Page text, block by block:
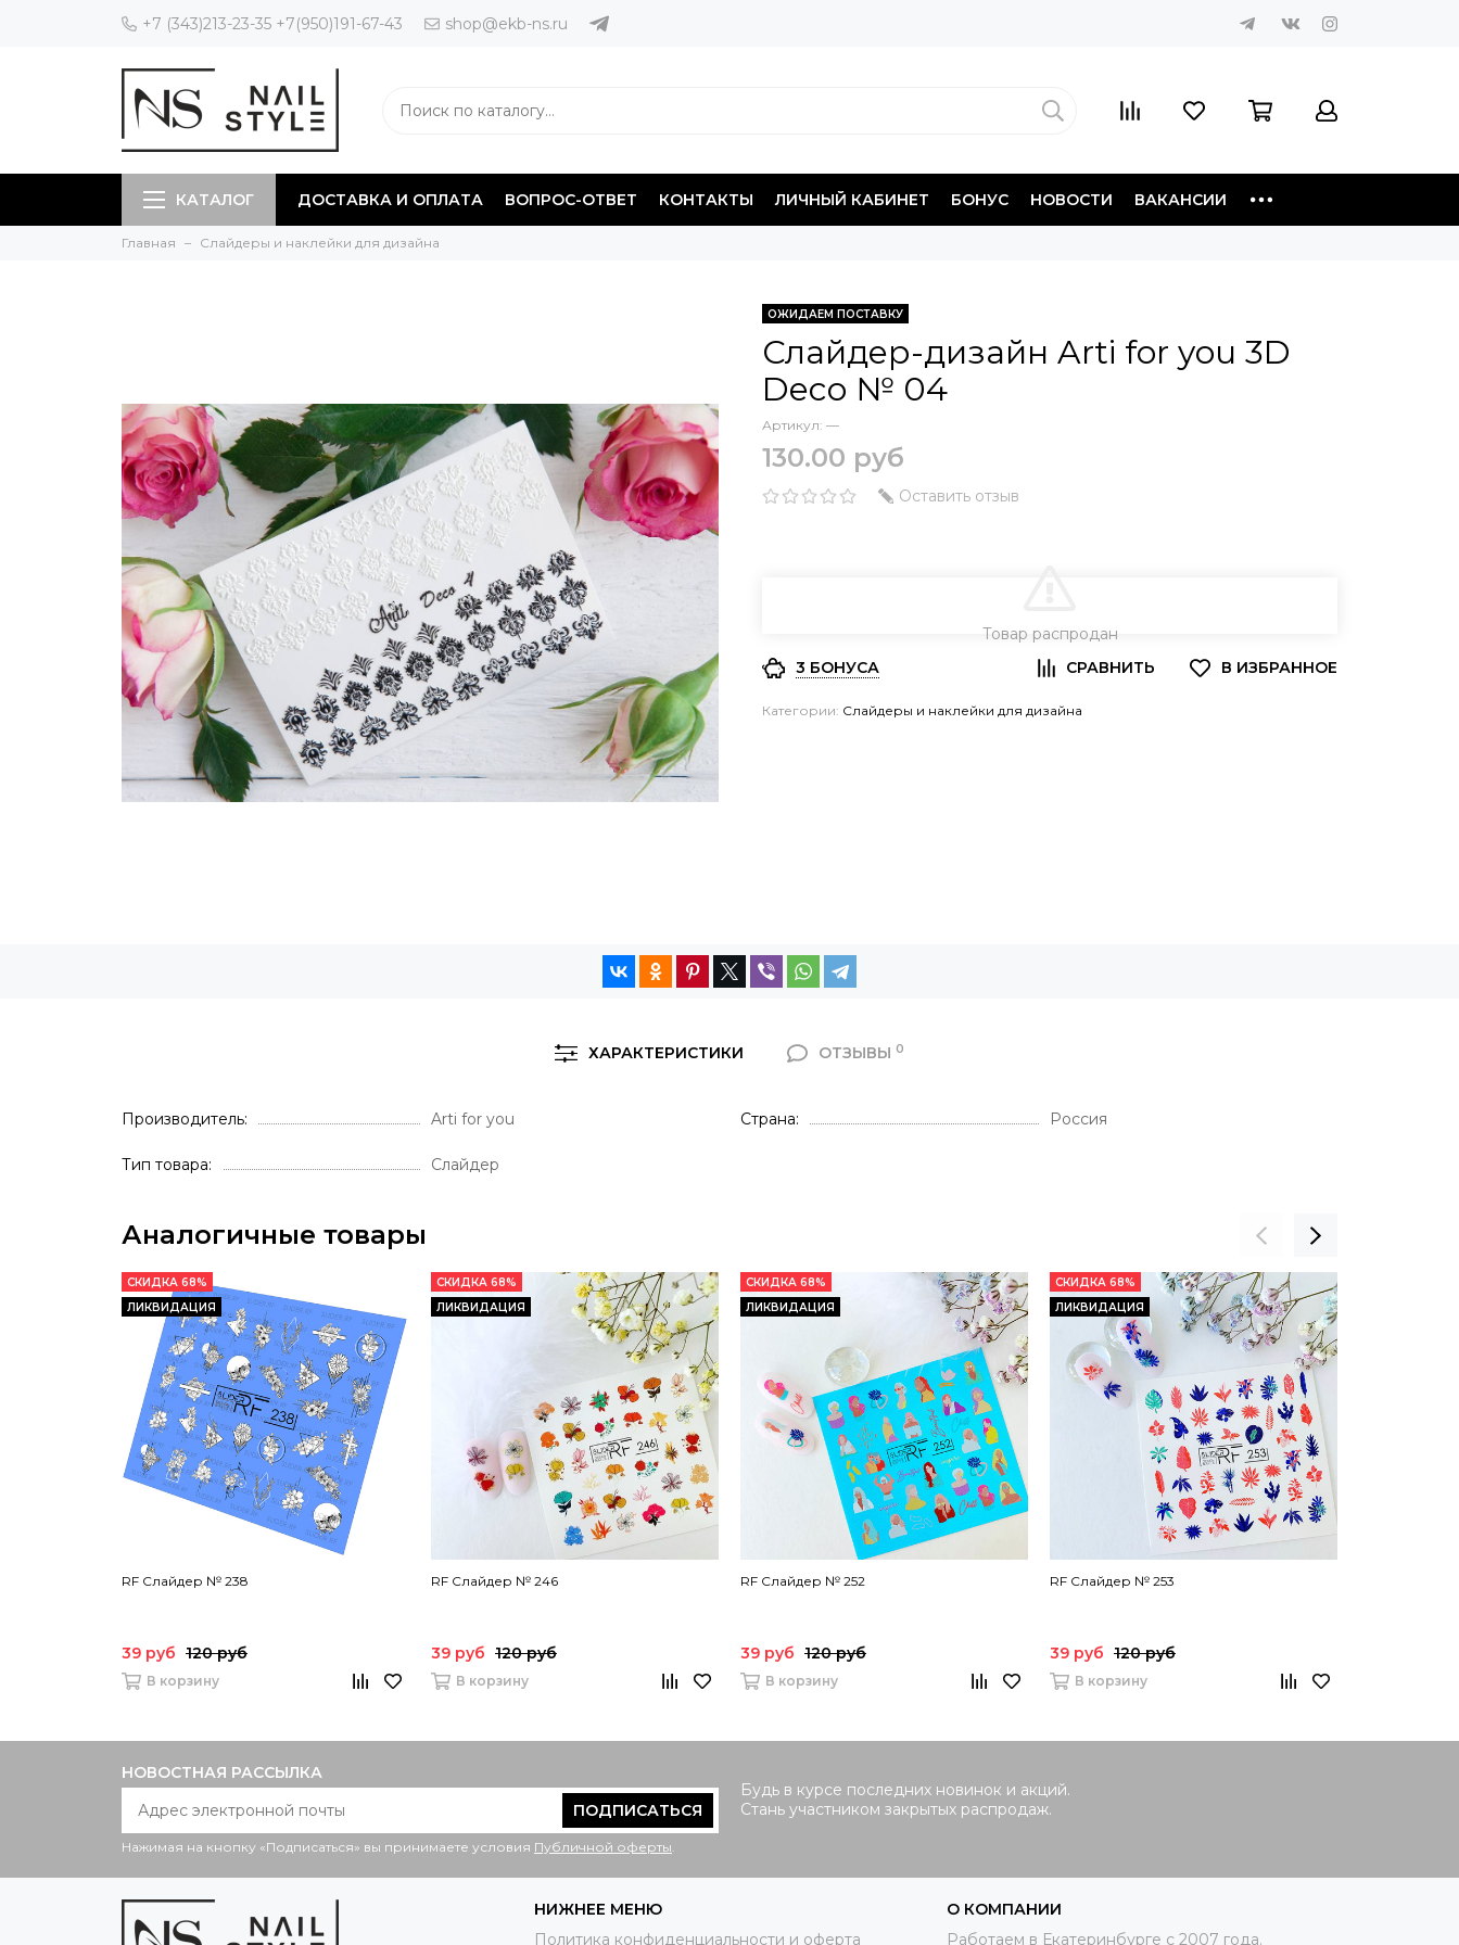
+7 (343)213-23-35 +7(950)191-67-43 shop@ekb-ns.ru
КАТАЛОГ ДОСТАВКА И ОПЛАТА ВОПРОС-ОТВЕТ КОНТАКТЫ ЛИЧНЫЙ КАБИНЕТ БОНУС НОВОСТИ ВАКАНСИИ
Главная Слайдеры и наклейки для дизайна
ОЖИДАЕМ ПОСТАВКУ
Слайдер-дизайн Arti for you 3D
Deco № 04
Артикул: —
130.00 руб
Оставить отзыв
Товар распродан
3 БОНУСА
Категории: Слайдеры и наклейки для дизайна
ХАРАКТЕРИСТИКИ ОТЗЫВЫ 0
Производитель Arti for you
Тип товара Слайдер
Страна Россия
Аналогичные товары
СКИДКА 68%
ЛИКВИДАЦИЯ
RF Слайдер № 238
39 руб 120 руб
В корзину
СКИДКА 68%
ЛИКВИДАЦИЯ
RF Слайдер № 246
39 руб 120 руб
В корзину
СКИДКА 68%
ЛИКВИДАЦИЯ
RF Слайдер № 252
39 руб 120 руб
В корзину
СКИДКА 68%
ЛИКВИДАЦИЯ
RF Слайдер № 253
39 руб 120 руб
В корзину
НОВОСТНАЯ РАССЫЛКА
ПОДПИСАТЬСЯ
Нажимая на кнопку «Подписаться» вы принимаете условия Публичной оферты.
Будь в курсе последних новинок и акций.
Стань участником закрытых распродаж.
НИЖНЕЕ МЕНЮ
Политика конфиденциальности и оферта
О КОМПАНИИ
Работаем в Екатеринбурге с 2007 года.